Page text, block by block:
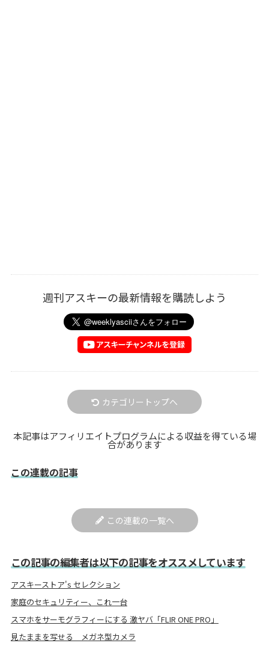
週刊アスキーの最新情報を購読しよう
カテゴリートップへ
本記事はアフィリエイトプログラムによる収益を得ている場
合があります
この連載の記事
この連載の一覧へ
この記事の編集者は以下の記事をオススメしています
アスキーストア's セレクション
家庭のセキュリティー、これ一台
スマホをサーモグラフィーにする 激ヤバ「FLIR ONE PRO」
見たままを写せる メガネ型カメラ